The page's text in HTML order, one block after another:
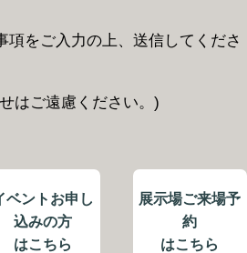
HAUSを体感する
項をご入力の上、送信してくださ
はご遠慮ください。)
ベント お申し
込みの方
はこちら
展示場ご来場予
約
はこちら